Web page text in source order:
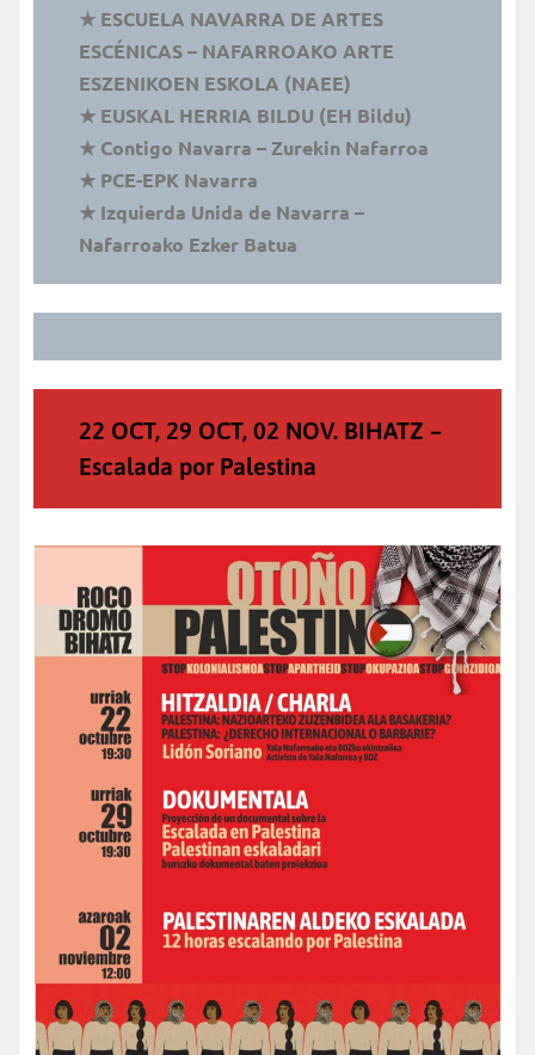
★ ESCUELA NAVARRA DE ARTES
ESCÉNICAS – NAFARROAKO ARTE
ESZENIKOEN ESKOLA (NAEE)
★ EUSKAL HERRIA BILDU (EH Bildu)
★ Contigo Navarra – Zurekin Nafarroa
⁠★ PCE-EPK Navarra
⁠★ ⁠Izquierda Unida de Navarra –
Nafarroako Ezker Batua
22 OCT, 29 OCT, 02 NOV. BIHATZ –
Escalada por Palestina